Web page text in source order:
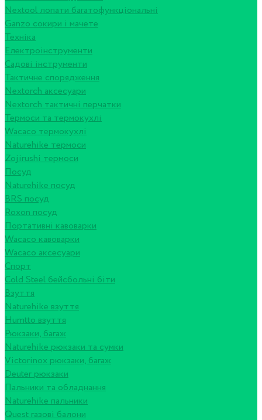
Nextool лопати багатофункціональні
Ganzo сокири і мачете
Техніка
Електроінструменти
Садові інструменти
Тактичне спорядження
Nextorch аксесуари
Nextorch тактичні перчатки
Термоси та термокухлі
Wacaco термокухлі
Naturehike термоси
Zojirushi термоси
Посуд
Naturehike посуд
BRS посуд
Roxon посуд
Портативні кавоварки
Wacaco кавоварки
Wacaco аксесуари
Спорт
Cold Steel бейсбольні біти
Взуття
Naturehike взуття
Humtto взуття
Рюкзаки, багаж
Naturehike рюкзаки та сумки
Victorinox рюкзаки, багаж
Deuter рюкзаки
Пальники та обладнання
Naturehike пальники
Quest газові балони